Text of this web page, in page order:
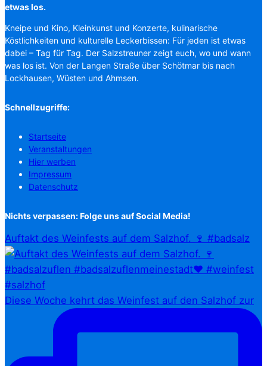
etwas los.
Kneipe und Kino, Kleinkunst und Konzerte, kulinarische
Köstlichkeiten und kulturelle Leckerbissen: Für jeden ist etwas
dabei – Tag für Tag. Der Salzstreuner zeigt euch, wo und wann
was los ist. Von der Langen Straße über Schötmar bis nach
Lockhausen, Wüsten und Ahmsen.
Schnellzugriffe:
Startseite
Veranstaltungen
Hier werben
Impressum
Datenschutz
Nichts verpassen: Folge uns auf Social Media!
Auftakt des Weinfests auf dem Salzhof. 🍷 #badsalz
Diese Woche kehrt das Weinfest auf den Salzhof zur